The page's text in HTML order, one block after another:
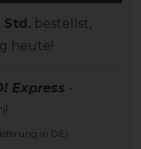
Std. bestellst,
heute!
Express -
in DE)